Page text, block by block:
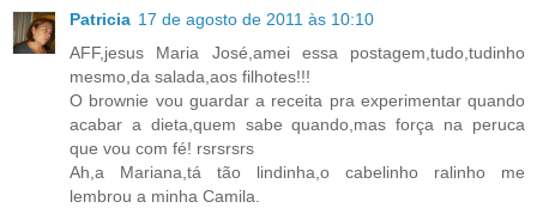
Patricia 17 de agosto de 2011 às 10:10
AFF,jesus Maria José,amei essa postagem,tudo,tudinho
mesmo,da salada,aos filhotes!!!
O brownie vou guardar a receita pra experimentar quando
acabar a dieta,quem sabe quando,mas força na peruca
que vou com fé! rsrsrsrs
Ah,a Mariana,tá tão lindinha,o cabelinho ralinho me
lembrou a minha Camila.